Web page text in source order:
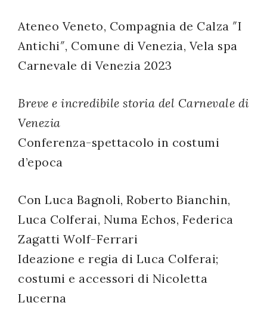
Ateneo Veneto, Compagnia de Calza ″I
Antichi″, Comune di Venezia, Vela spa
Carnevale di Venezia 2023
Breve e incredibile storia del Carnevale di
Venezia
Conferenza-spettacolo in costumi
d’epoca
Con Luca Bagnoli, Roberto Bianchin,
Luca Colferai, Numa Echos, Federica
Zagatti Wolf-Ferrari
Ideazione e regia di Luca Colferai;
costumi e accessori di Nicoletta
Lucerna